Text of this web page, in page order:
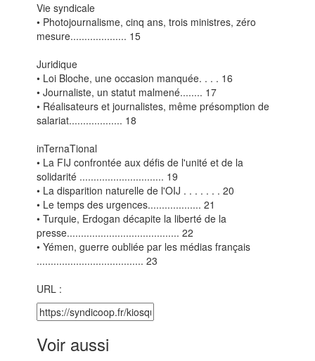
Vie syndicale
• Photojournalisme, cinq ans, trois ministres, zéro
mesure.................... 15
Juridique
• Loi Bloche, une occasion manquée. . . . 16
• Journaliste, un statut malmené........ 17
• Réalisateurs et journalistes, même présomption de
salariat................... 18
inTernaTional
• La FIJ confrontée aux défis de l'unité et de la
solidarité .............................. 19
• La disparition naturelle de l'OIJ . . . . . . . 20
• Le temps des urgences................... 21
• Turquie, Erdogan décapite la liberté de la
presse........................................ 22
• Yémen, guerre oubliée par les médias français
...................................... 23
URL :
Voir aussi